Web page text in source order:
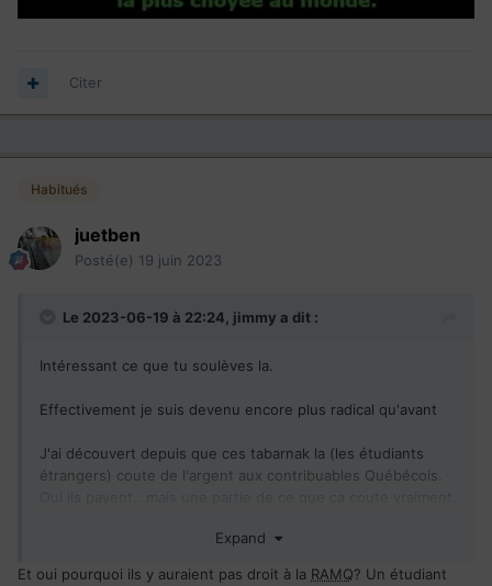
Citer
Habitués
juetben
Posté(e) 19 juin 2023
Le 2023-06-19 à 22:24, jimmy a dit :
Intéressant ce que tu soulèves la.
Effectivement je suis devenu encore plus radical qu'avant
J'ai découvert depuis que ces tabarnak la (les étudiants
étrangers) coute de l'argent aux contribuables Québécois.
contribue a l'essor et la bonne réputation des universités au
Expand
Et oui pourquoi ils y auraient pas droit à la RAMQ? Un étudiant